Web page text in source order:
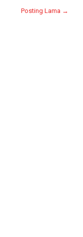
Posting Lama →